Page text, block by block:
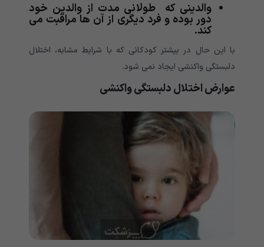
والدینی که طولانی مدت از والدین خود
دور بوده و فرد دیگری از آن ها مراقبت می
کند.
با این حال در بیشتر کودکانی که با شرایط مشابه، اختلال
دلبستگی واکنشی ایجاد نمی شود.
عوارض اختلال دلبستگی واکنشی